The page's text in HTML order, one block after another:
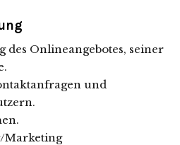
Onlineangebotes, seiner
und
Marketing